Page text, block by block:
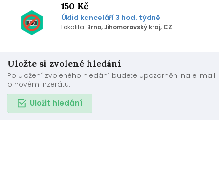
150 Kč
Úklid kanceláří 3 hod. týdně
Lokalita: Brno, Jihomoravský kraj, CZ
Uložte si zvolené hledání
Po uložení zvoleného hledání budete upozorněni na e-mail
o novém inzerátu.
Uložit hledání